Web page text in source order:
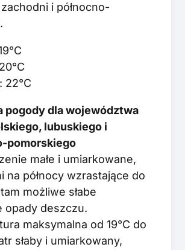
i północno-
22°C
pogody dla województwa
lubuskiego i
pomorskiego
małe i umiarkowane,
na północy wzrastające do
możliwe słabe
opady deszczu.
maksymalna od 19°C do
słaby i umiarkowany,